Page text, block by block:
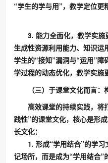
“学生的学与用”，教学定位更
3. 能力全面化，教学实施
生成性资源利用能力、知识运
学生的“接知”漏洞与“运用”
学过程的动态优化，教学实施
（三）于课堂文化而言
高效课堂的持续实践，将
践性”的课堂文化，核心是形
长文化：
1. 形成“学用结合”的学
记场所，而是成为“学用结合